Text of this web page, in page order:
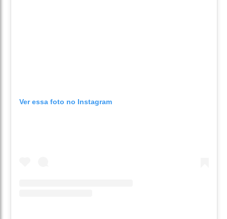
Ver essa foto no Instagram